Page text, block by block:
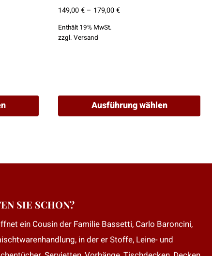
149,00€– 179,00€Preisspanne:
Enthält 19% MwSt.
zzgl. Versand
Ausführung wählen
mehrere
Die
können
auf
der
SIE SCHON?
ein Cousin der Familie Bassetti, Carlo Baroncini,
in der er Stoffe, Leine- und